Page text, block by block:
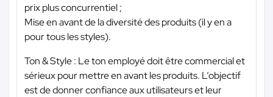
prix plus concurrentiel ;
Mise en avant de la diversité des produits (il y en a
pour tous les styles).
Ton & Style : Le ton employé doit être commercial et
sérieux pour mettre en avant les produits. L’objectif
est de donner confiance aux utilisateurs et leur